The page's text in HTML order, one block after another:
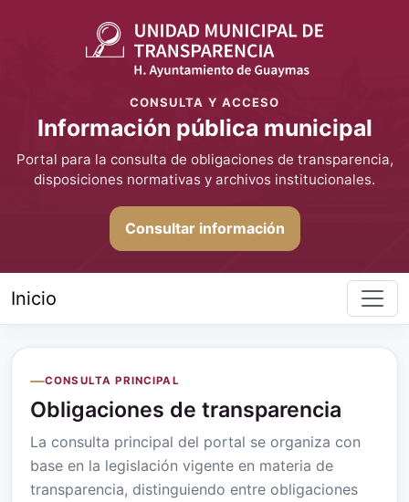
CONSULTA Y ACCESO
Información pública municipal
Portal para la consulta de obligaciones de transparencia,
disposiciones normativas y archivos institucionales.
Consultar información
Inicio
CONSULTA PRINCIPAL
Obligaciones de transparencia
La consulta principal del portal se organiza con
base en la legislación vigente en materia de
transparencia, distinguiendo entre obligaciones